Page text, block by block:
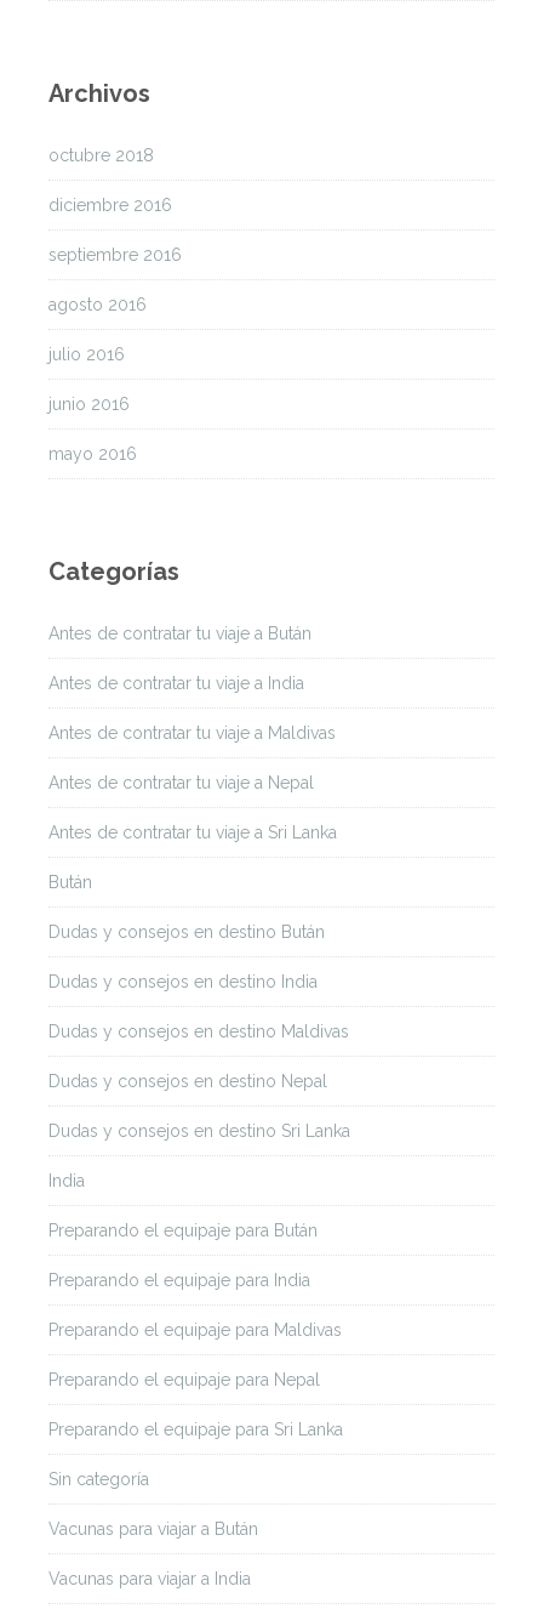
Archivos
octubre 2018
diciembre 2016
septiembre 2016
agosto 2016
julio 2016
junio 2016
mayo 2016
Categorías
Antes de contratar tu viaje a Bután
Antes de contratar tu viaje a India
Antes de contratar tu viaje a Maldivas
Antes de contratar tu viaje a Nepal
Antes de contratar tu viaje a Sri Lanka
Bután
Dudas y consejos en destino Bután
Dudas y consejos en destino India
Dudas y consejos en destino Maldivas
Dudas y consejos en destino Nepal
Dudas y consejos en destino Sri Lanka
India
Preparando el equipaje para Bután
Preparando el equipaje para India
Preparando el equipaje para Maldivas
Preparando el equipaje para Nepal
Preparando el equipaje para Sri Lanka
Sin categoría
Vacunas para viajar a Bután
Vacunas para viajar a India